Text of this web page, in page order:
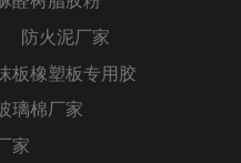
防火泥厂家
板橡塑板专用胶
璃棉厂家
家